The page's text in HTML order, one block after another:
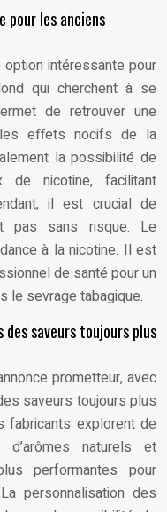
pour les anciens
option intéressante pour
qui cherchent à se
de retrouver une
effets nocifs de la
la possibilité de
de nicotine, facilitant
il est crucial de
pas sans risque. Le
à la nicotine. Il est
de santé pour un
le sevrage tabagique.
des saveurs toujours plus
prometteur, avec
saveurs toujours plus
fabricants explorent de
d’arômes naturels et
performantes pour
personnalisation des